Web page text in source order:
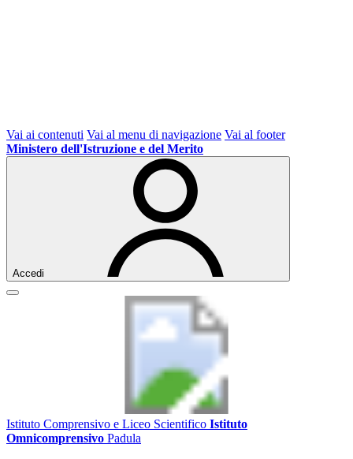
Vai ai contenuti Vai al menu di navigazione Vai al footer
Ministero dell'Istruzione e del Merito
Accedi
Istituto Comprensivo e Liceo Scientifico Istituto
Omnicomprensivo Padula